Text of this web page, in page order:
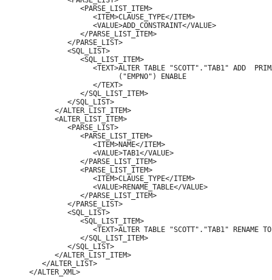
            <PARSE_LIST_ITEM>
               <ITEM>CLAUSE_TYPE</ITEM>
               <VALUE>ADD_CONSTRAINT</VALUE>
            </PARSE_LIST_ITEM>
         </PARSE_LIST>
         <SQL_LIST>
            <SQL_LIST_ITEM>
<TEXT>ALTER TABLE "SCOTT"."TAB1" ADD
                     ("EMPNO") ENABLE
               </TEXT>
            </SQL_LIST_ITEM>
         </SQL_LIST>
      </ALTER_LIST_ITEM>
      <ALTER_LIST_ITEM>
         <PARSE_LIST>
            <PARSE_LIST_ITEM>
               <ITEM>NAME</ITEM>
               <VALUE>TAB1</VALUE>
            </PARSE_LIST_ITEM>
            <PARSE_LIST_ITEM>
               <ITEM>CLAUSE_TYPE</ITEM>
               <VALUE>RENAME_TABLE</VALUE>
            </PARSE_LIST_ITEM>
         </PARSE_LIST>
         <SQL_LIST>
            <SQL_LIST_ITEM>
<TEXT>ALTER TABLE "SCOTT"."TAB1" RENAME
            </SQL_LIST_ITEM>
         </SQL_LIST>
      </ALTER_LIST_ITEM>
   </ALTER_LIST>
</ALTER_XML>